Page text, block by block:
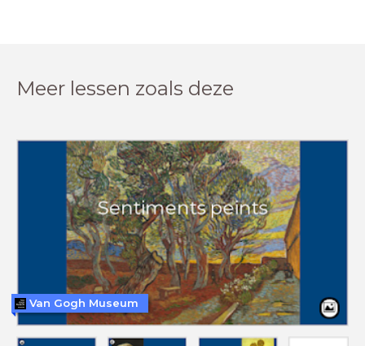
Meer lessen zoals deze
Van Gogh Museum